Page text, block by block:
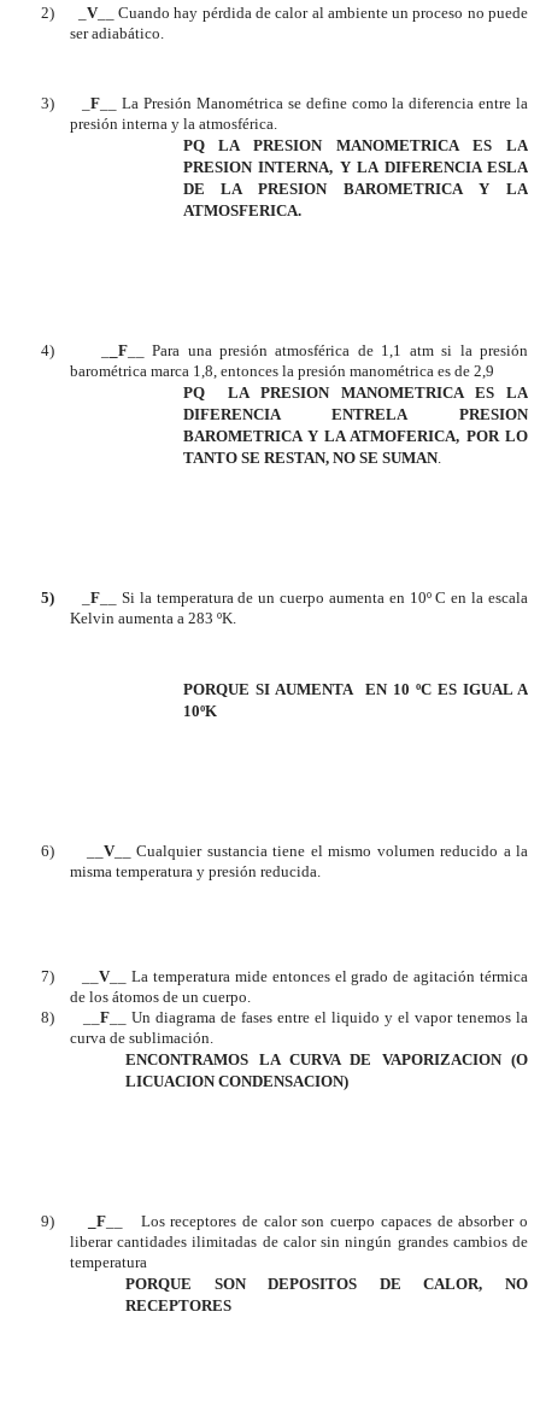
2) V__ Cuando hay pérdida de calor al ambiente un proceso no puede
ser adiabático.
3) _F __ La Presión Manométrica se define como la diferencia entre la
presión interna y la atmosférica.
PQ LA PRESION MANOMETRICA ES LA
PRESION INTERNA, Y LA DIFERENCIA ESLA
DE LA PRESION BAROMETRICA Y LA
ATMOSFERICA.
4) _F__ Para una presión atmosférica de 1,1 atm si la presión
barométrica marca 1,8, entonces la presión manométrica es de 2,9
PQ
LA PRESION MANOMETRICA ES LA
DIFERENCIA ENTRELA PRESION
BAROMETRICA Y LA ATMOFERICA, POR LO
TANTO SE RESTAN, NO SE SUMAN.
5) _F __ Si la temperatura de un cuerpo aumenta en 10º C en la escala
Kelvin aumenta a 283 ºK.
PORQUE SI AUMENTA
EN 10 ºC ES IGUAL A
10ºK
6) V__ Cualquier sustancia tiene el mismo volumen reducido a la
misma temperatura y presión reducida.
7) __V__ La temperatura mide entonces el grado de agitación térmica
de los átomos de un cuerpo.
8)
F __ Un diagrama de fases entre el liquido y el vapor tenemos la
curva de sublimación.
ENCONTRAMOS LA CURVA DE VAPORIZACION (O
LICUACION CONDENSACION)
9) _F
Los receptores de calor son cuerpo capaces de absorber o
liberar cantidades ilimitadas de calor sin ningún grandes cambios de
temperatura
PORQUE SON DEPOSITOS DE CALOR, NO
RECEPTORES